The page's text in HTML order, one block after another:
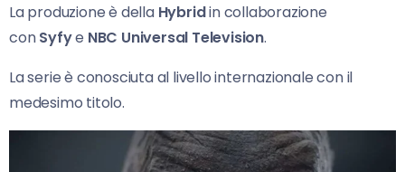
La produzione è della Hybridin collaborazione
conSyfye NBC Universal Television.
La serie è conosciuta al livello internazionale con il
medesimo titolo.